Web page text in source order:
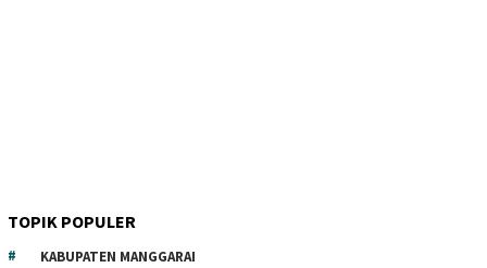
TOPIK POPULER
KABUPATEN MANGGARAI